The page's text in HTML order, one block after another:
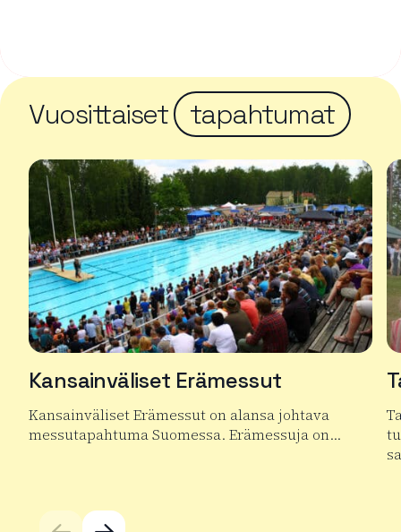
Vuosittaiset tapahtumat
Kansainväliset Erämessut
Kansainväliset Erämessut on alansa johtava
messutapahtuma Suomessa. Erämessuja on…